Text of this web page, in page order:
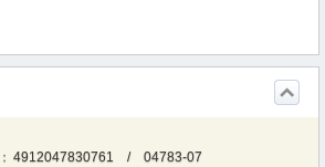
4912047830761 /04783-07